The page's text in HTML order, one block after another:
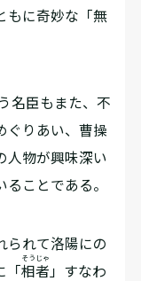
もに奇妙な「無
名臣もまた、不
ぐりあい、曹操
人物が興味深い
ことである。
られて洛陽にの
「相者
そうじゃ
」すなわ